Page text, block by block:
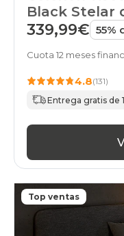
Black Stelar
339,99€ 55%
Cuota 12 meses
4.8(131)
Entrega gratis de
Top ventas